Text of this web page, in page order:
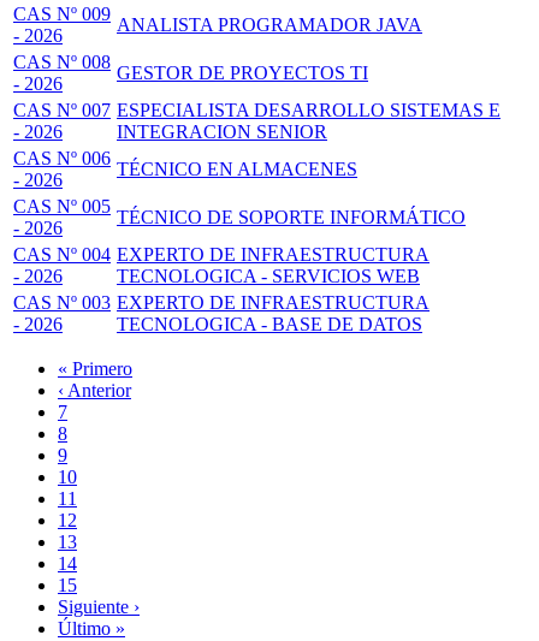
CAS Nº 009
- 2026
ANALISTA PROGRAMADOR JAVA
CAS Nº 008
- 2026
GESTOR DE PROYECTOS TI
CAS Nº 007
- 2026
ESPECIALISTA DESARROLLO SISTEMAS E
INTEGRACION SENIOR
CAS Nº 006
- 2026
TÉCNICO EN ALMACENES
CAS Nº 005
- 2026
TÉCNICO DE SOPORTE INFORMÁTICO
CAS Nº 004
- 2026
EXPERTO DE INFRAESTRUCTURA
TECNOLOGICA - SERVICIOS WEB
CAS Nº 003
- 2026
EXPERTO DE INFRAESTRUCTURA
TECNOLOGICA - BASE DE DATOS
Paginación
Primera
página
« Primero
Página
anterior
‹ Anterior
Page
7
Page
8
Page
9
Page
10
Página
actual
11
Page
12
Page
13
Page
14
Page
15
Siguiente
página
Siguiente ›
Última
Último »